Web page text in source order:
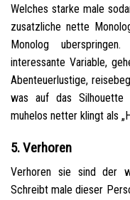
Welches starke male
zusatzliche nette
Monolog
interessante Variable,
Abenteuerlustige,
was auf das Silhouette
muhelos netter klingt als
5. Verhoren
Verhoren sie sind der
Schreibt male dieser